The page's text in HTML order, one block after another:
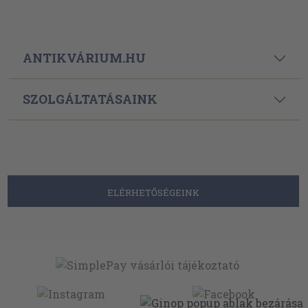
ANTIKVÁRIUM.HU
SZOLGÁLTATÁSAINK
ELÉRHETŐSÉGEINK